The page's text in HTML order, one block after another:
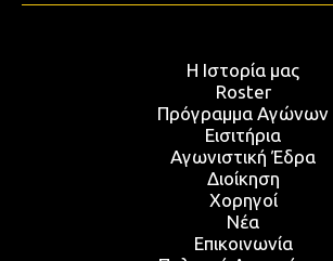
Η Ιστορία μας
Roster
Πρόγραμμα Αγώνων
Εισιτήρια
Αγωνιστική Έδρα
Διοίκηση
Χορηγοί
Νέα
Επικοινωνία